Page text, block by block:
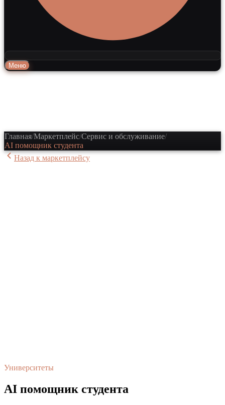
Меню
Главная/Маркетплейс/Сервис и обслуживание/
AI помощник студента
Назад к маркетплейсу
Университеты
AI помощник студента